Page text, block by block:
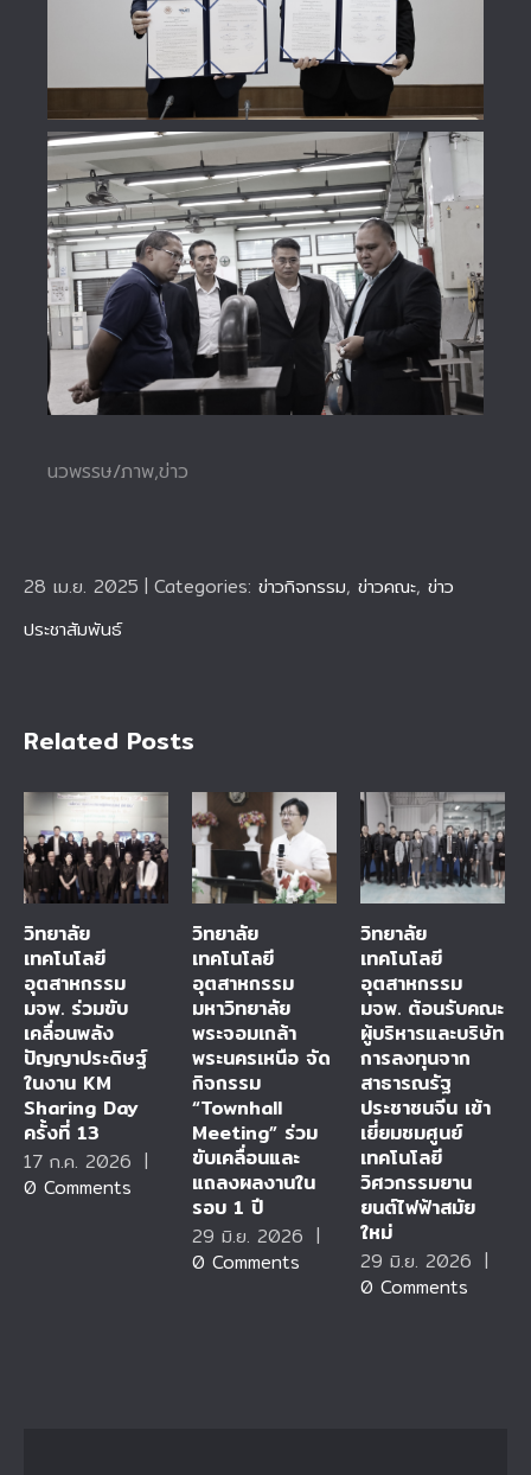
นวพรรษ/ภาพ,ข่าว
28 เม.ย. 2025 | Categories: ข่าวกิจกรรม, ข่าวคณะ, ข่าว
ประชาสัมพันธ์
Related Posts
วิทยาลัย
เทคโนโลยี
อุตสาหกรรม
มจพ. ร่วมขับ
เคลื่อนพลัง
ปัญญาประดิษฐ์
ในงาน KM
Sharing Day
ครั้งที่ 13
17 ก.ค. 2026 |
0 Comments
วิทยาลัย
เทคโนโลยี
อุตสาหกรรม
มหาวิทยาลัย
พระจอมเกล้า
พระนครเหนือ จัด
กิจกรรม
“Townhall
Meeting” ร่วม
ขับเคลื่อนและ
แถลงผลงานใน
รอบ 1 ปี
29 มิ.ย. 2026 |
0 Comments
วิทยาลัย
เทคโนโลยี
อุตสาหกรรม
มจพ. ต้อนรับคณะ
ผู้บริหารและบริษัท
การลงทุนจาก
สาธารณรัฐ
ประชาชนจีน เข้า
เยี่ยมชมศูนย์
เทคโนโลยี
วิศวกรรมยาน
ยนต์ไฟฟ้าสมัย
ใหม่
29 มิ.ย. 2026 |
0 Comments